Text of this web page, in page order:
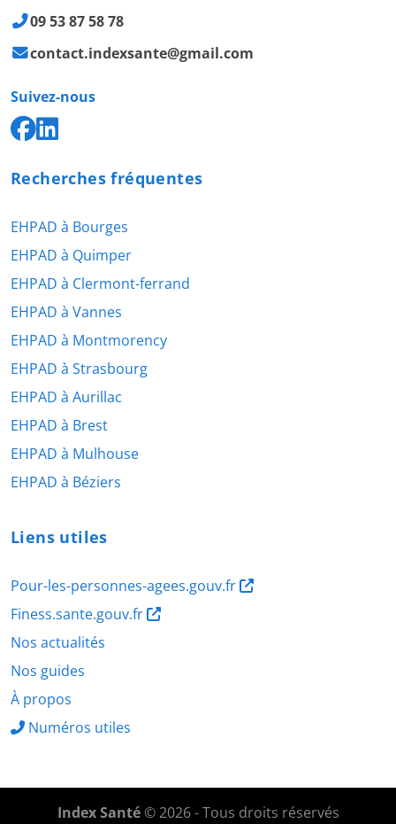
09 53 87 58 78
contact.indexsante@gmail.com
Suivez-nous
Recherches fréquentes
EHPAD à Bourges
EHPAD à Quimper
EHPAD à Clermont-ferrand
EHPAD à Vannes
EHPAD à Montmorency
EHPAD à Strasbourg
EHPAD à Aurillac
EHPAD à Brest
EHPAD à Mulhouse
EHPAD à Béziers
Liens utiles
Pour-les-personnes-agees.gouv.fr
Finess.sante.gouv.fr
Nos actualités
Nos guides
À propos
Numéros utiles
Index Santé© 2026 - Tous droits réservés